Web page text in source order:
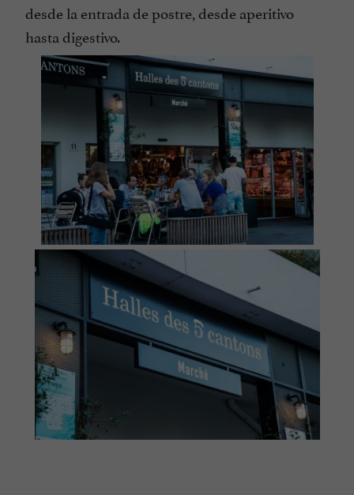
desde la entrada de postre, desde aperitivo
hasta digestivo.